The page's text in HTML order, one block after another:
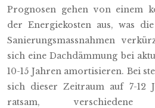
Prognosen gehen von einem
der Energiekosten aus, was
Sanierungsmassnahmen
sich eine Dachdämmung bei
10-15 Jahren amortisieren. Bei
sich dieser Zeitraum auf 7-12
ratsam,